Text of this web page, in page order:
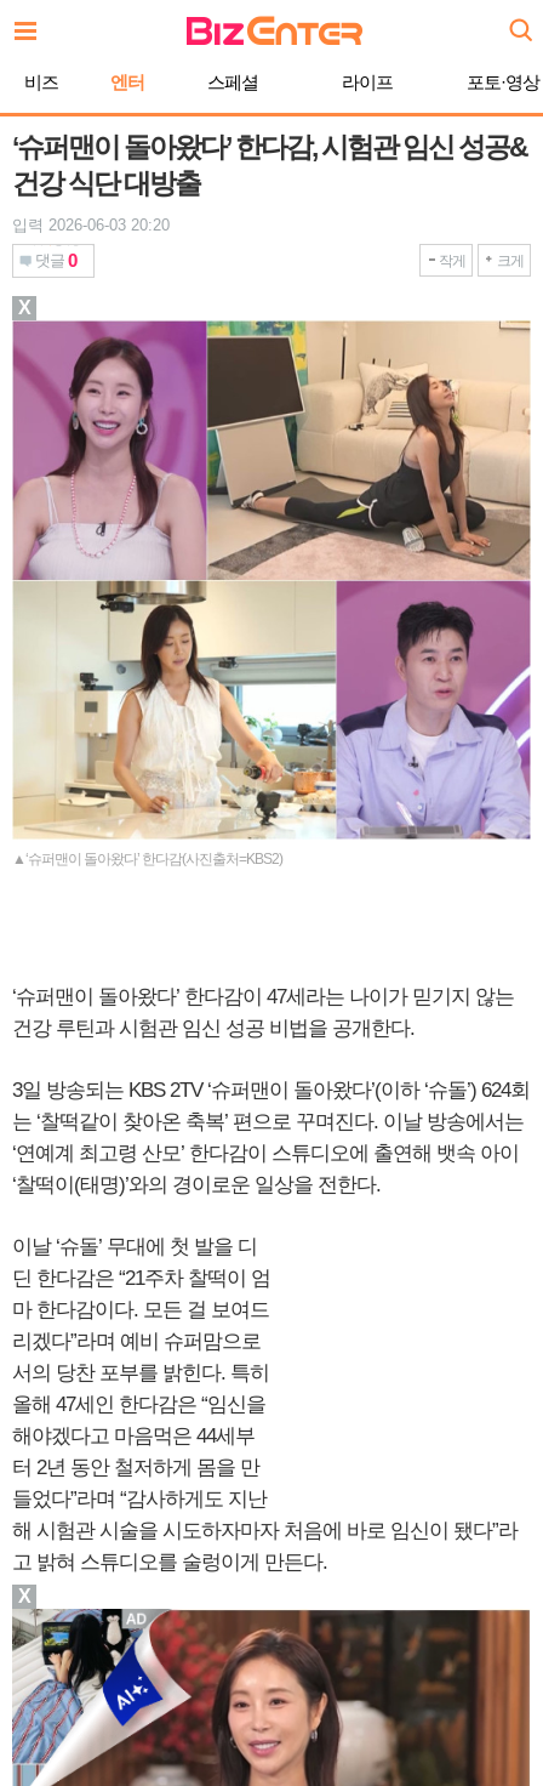
문
비즈 엔터 스페셜 라이프 포토·영상
‘슈퍼맨이 돌아왔다’ 한다감, 시험관 임신 성공&
건강 식단 대방출
입력 2026-06-03 20:20
댓글 0 작게 크게
▲‘슈퍼맨이 돌아왔다’ 한다감(사진출처=KBS2)
‘슈퍼맨이 돌아왔다’ 한다감이 47세라는 나이가 믿기지 않는
건강 루틴과 시험관 임신 성공 비법을 공개한다.
3일 방송되는 KBS 2TV ‘슈퍼맨이 돌아왔다’(이하 ‘슈돌’) 624회
는 ‘찰떡같이 찾아온 축복’ 편으로 꾸며진다. 이날 방송에서는
‘연예계 최고령 산모’ 한다감이 스튜디오에 출연해 뱃속 아이
‘찰떡이(태명)’와의 경이로운 일상을 전한다.
이날 ‘슈돌’ 무대에 첫 발을 디
딘 한다감은 “21주차 찰떡이 엄
마 한다감이다. 모든 걸 보여드
리겠다”라며 예비 슈퍼맘으로
서의 당찬 포부를 밝힌다. 특히
올해 47세인 한다감은 “임신을
해야겠다고 마음먹은 44세부
터 2년 동안 철저하게 몸을 만
들었다”라며 “감사하게도 지난
해 시험관 시술을 시도하자마자 처음에 바로 임신이 됐다”라
고 밝혀 스튜디오를 술렁이게 만든다.
X
X